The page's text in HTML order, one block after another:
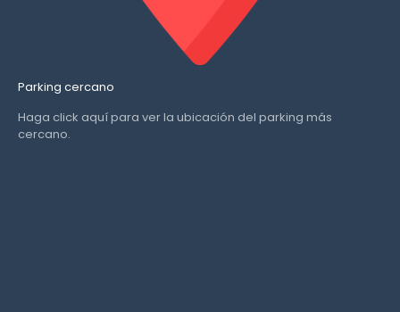
Parking cercano
Haga click aquí para ver la ubicación del parking más
cercano.